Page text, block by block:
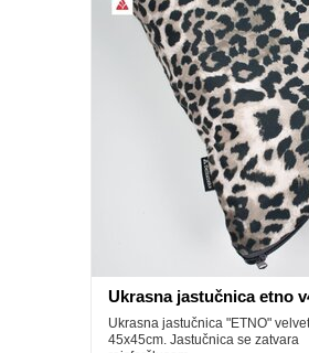
Ukrasna jastučnica etno
Ukrasna jastučnica "ETNO"
45x45cm. Jastučnica se zatvara